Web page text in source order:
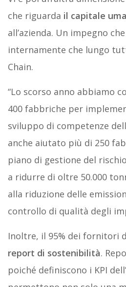
che riguarda il capitale
all’azienda. Un impegno
internamente che lungo
Chain.
“Lo scorso anno abbiamo
400 fabbriche per
sviluppo di competenze
anche aiutato più di 250
piano di gestione del
a ridurre di oltre 50.000
alla riduzione delle
controllo di qualità degli
Inoltre, il 95% dei fornitori
report di sostenibilità.
poiché definiscono i KPI